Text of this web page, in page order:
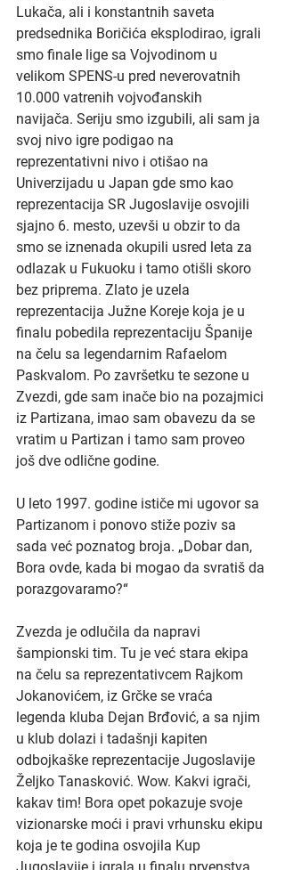
Lukača, ali i konstantnih saveta
predsednika Boričića eksplodirao, igrali
smo finale lige sa Vojvodinom u
velikom SPENS-u pred neverovatnih
10.000 vatrenih vojvođanskih
navijača. Seriju smo izgubili, ali sam ja
svoj nivo igre podigao na
reprezentativni nivo i otišao na
Univerzijadu u Japan gde smo kao
reprezentacija SR Jugoslavije osvojili
sjajno 6. mesto, uzevši u obzir to da
smo se iznenada okupili usred leta za
odlazak u Fukuoku i tamo otišli skoro
bez priprema. Zlato je uzela
reprezentacija Južne Koreje koja je u
finalu pobedila reprezentaciju Španije
na čelu sa legendarnim Rafaelom
Paskvalom. Po završetku te sezone u
Zvezdi, gde sam inače bio na pozajmici
iz Partizana, imao sam obavezu da se
vratim u Partizan i tamo sam proveo
još dve odlične godine.
U leto 1997. godine ističe mi ugovor sa
Partizanom i ponovo stiže poziv sa
sada već poznatog broja. „Dobar dan,
Bora ovde, kada bi mogao da svratiš da
porazgovaramo?“
Zvezda je odlučila da napravi
šampionski tim. Tu je već stara ekipa
na čelu sa reprezentativcem Rajkom
Jokanovićem, iz Grčke se vraća
legenda kluba Dejan Brđović, a sa njim
u klub dolazi i tadašnji kapiten
odbojkaške reprezentacije Jugoslavije
Željko Tanasković. Wow. Kakvi igrači,
kakav tim! Bora opet pokazuje svoje
vizionarske moći i pravi vrhunsku ekipu
koja je te godina osvojila Kup
Jugoslavije i igrala u finalu prvenstva.